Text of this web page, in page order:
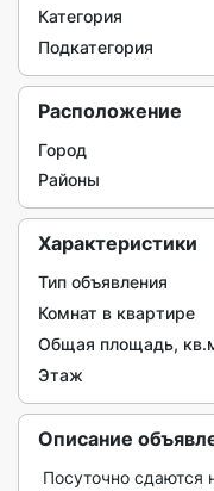
Категория
Подкатегория
Расположение
Город
Районы
Характеристики
Тип объявления
Комнат в квартире
Общая площадь,
Этаж
Описание